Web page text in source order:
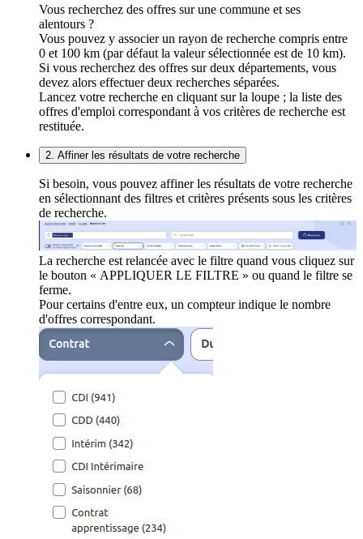
Vous recherchez des offres sur une commune et ses
alentours ?
Vous pouvez y associer un rayon de recherche compris entre
0 et 100 km (par défaut la valeur sélectionnée est de 10 km).
Si vous recherchez des offres sur deux départements, vous
devez alors effectuer deux recherches séparées.
Lancez votre recherche en cliquant sur la loupe ; la liste des
offres d'emploi correspondant à vos critères de recherche est
restituée.
2. Affiner les résultats de votre recherche
Si besoin, vous pouvez affiner les résultats de votre recherche
en sélectionnant des filtres et critères présents sous les critères
de recherche.
La recherche est relancée avec le filtre quand vous cliquez sur
le bouton « APPLIQUER LE FILTRE » ou quand le filtre se
ferme.
Pour certains d'entre eux, un compteur indique le nombre
d'offres correspondant.